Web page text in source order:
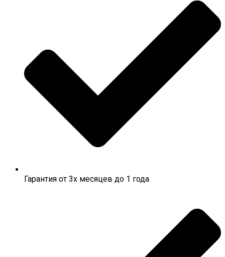
Гарантия от 3х месяцев до 1 года